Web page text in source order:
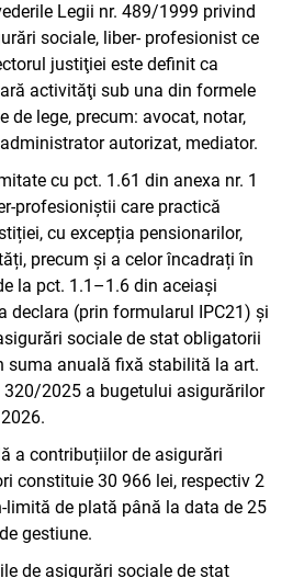
Legii nr. 489/1999 privind
sociale, liber- profesionist ce
justiţiei este definit ca
activităţi sub una din formele
de lege, precum: avocat, notar,
autorizat, mediator.
cu pct. 1.61 din anexa nr. 1
profesioniștii care practică
cu excepția pensionarilor,
precum și a celor încadrați în
la pct. 1.1–1.6 din aceiași
declara (prin formularul IPC21) și
sociale de stat obligatorii
suma anuală fixă stabilită la art.
320/2025 a bugetului asigurărilor
a contribuțiilor de asigurări
constituie 30 966 lei, respectiv 2
limită de plată până la data de 25
gestiune.
de asigurări sociale de stat